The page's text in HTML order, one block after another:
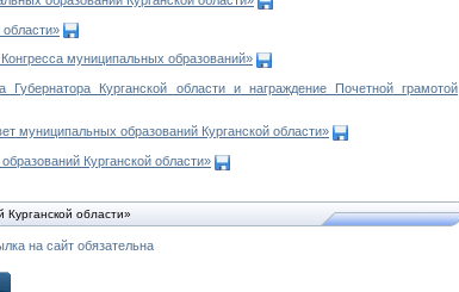
муниципальных образований»
Курганской области и награждение Почетной грамотой
муниципальных образований Курганской области»
Курганской области»
области»
на сайт обязательна